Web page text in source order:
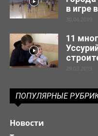
в игре
30.04.2019
11
29.03.2019
ПОПУЛЯРНЫЕ
Новости